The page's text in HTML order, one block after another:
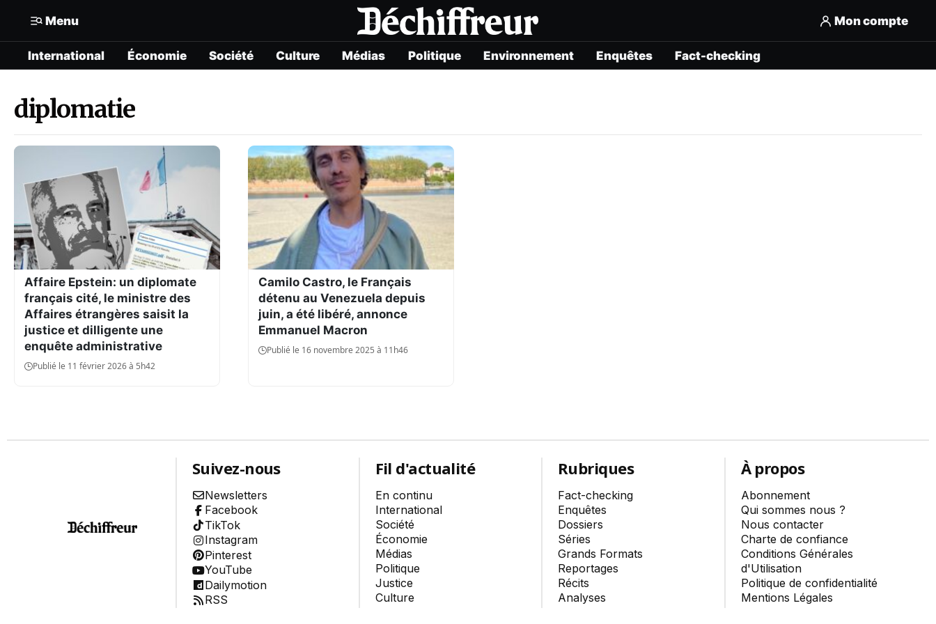
Menu Mon compte
International Économie Société Culture Médias Politique Environnement Enquêtes Fact-checking
International
Société
Politique
Culture
Environnement
À propos
Abonnement
Mentions Légales
Mon compte
N° Compte :
Gérer mes informations
Mes articles enregistrés
Mes newsletters
Offrir un abonnement gratuit
Contacter la rédaction
Aide
diplomatie
Affaire Epstein: un diplomate
français cité, le ministre des
Affaires étrangères saisit la
justice et dilligente une
enquête administrative
Publié le 11 février 2026 à 5h42
Camilo Castro, le Français
détenu au Venezuela depuis
juin, a été libéré, annonce
Emmanuel Macron
Publié le 16 novembre 2025 à 11h46
Suivez-nous
Newsletters
Facebook
TikTok
Instagram
Pinterest
YouTube
Dailymotion
RSS
Fil d'actualité
En continu
International
Société
Économie
Médias
Politique
Justice
Culture
Rubriques
Fact-checking
Enquêtes
Dossiers
Séries
Grands Formats
Reportages
Récits
Analyses
À propos
Abonnement
Qui sommes nous ?
Nous contacter
Charte de confiance
Conditions Générales
d'Utilisation
Politique de confidentialité
Mentions Légales